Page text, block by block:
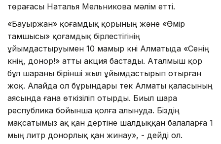
төрағасы Наталья Мельникова мәлім етті.
«Бауыржан» қоғамдық қорының және «Өмір
тамшысы» қоғамдық бірлестігінің
ұйымдастыруымен 10 мамыр күні Алматыда «Сенің
күнің, донор!» атты акция бастады. Аталмыш қор
бұл шараны бірінші жыл ұйымдастырып отырған
жоқ. Алайда ол бұрындары тек Алматы қаласының
аясында ғана өткізіліп отырды. Биыл шара
республика бойынша қолға алынуда. Біздің
мақсатымыз ақ қан дертіне шалдыққан балаларға 1
мың литр донорлық қан жинау», - дейді ол.